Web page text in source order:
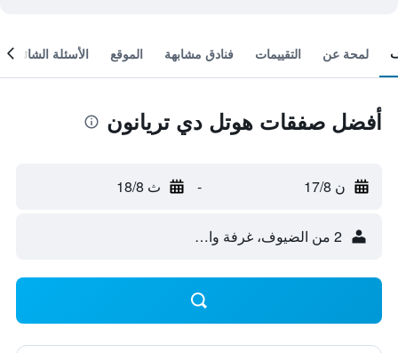
لمحة عن التقييمات فنادق مشابهة الموقع الأسئلة الشائعة
أفضل صفقات هوتل دي تريانون
ن 17/8 - ث 18/8
2 من الضيوف، غرفة واحدة